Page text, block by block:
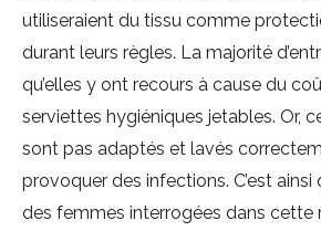
utiliseraient du tissu comme
durant leurs règles. La majorité
qu’elles y ont recours à cause du
serviettes hygiéniques jetables. Or,
sont pas adaptés et lavés
provoquer des infections. C’est ainsi
des femmes interrogées dans cette